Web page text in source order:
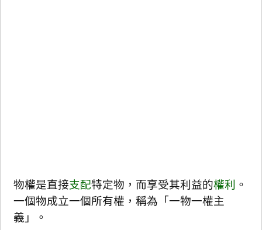
物權是直接支配特定物，而享受其利益的權利 。
一個物成立一個所有權，稱為「一物一權主
義」。